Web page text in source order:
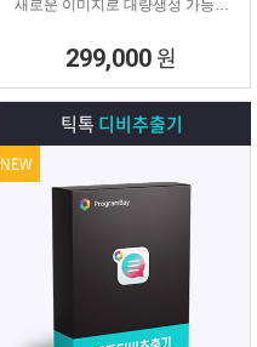
새로운 이미지로 대량생성 가능한
299,000 원
틱톡 디비추출기
NEW